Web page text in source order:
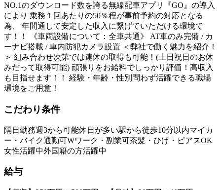
NO.1のダウンロード数を誇る無線配車アプリ『GO』の導入
により 乗務１回あたりの50％程が事前予約の対応となる
為、 年間通して安定した収入に繋げていただける環境で
す！！ 《車両設備について：全車共通》 AT車のみ完備 / カ
ーナビ搭載 / 車内防犯カメラ設置 ＜弊社で働く魅力を紹介！
＞ 組み合わせ次第では連休の取得も可能！(土日祝日のお休
みだって取得可能) 頑張りをお給料でしっかり評価！高収入
も目指せます！！ 経験・年齢・性別問わず活躍できる職場
環境をご用意！
こだわり条件
隔日勤務週3から可能休日が多い駅から徒歩10分以内マイカ
ー・バイク通勤可Wワーク・副業可茶髪・ひげ・ピアスOK
女性活躍中外国籍の方活躍中
給与